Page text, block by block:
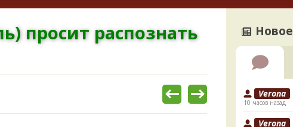
просит распознать
Новое
Verona
10 часов назад
Verona